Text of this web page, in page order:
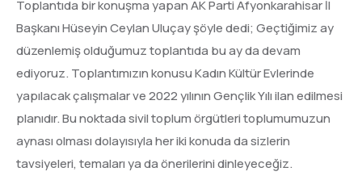
Toplantıda bir konuşma yapan AK Parti Afyonkarahisar İl
Başkanı Hüseyin Ceylan Uluçay şöyle dedi; Geçtiğimiz ay
düzenlemiş olduğumuz toplantıda bu ay da devam
ediyoruz. Toplantımızın konusu Kadın Kültür Evlerinde
yapılacak çalışmalar ve 2022 yılının Gençlik Yılı ilan edilmesi
planıdır. Bu noktada sivil toplum örgütleri toplumumuzun
aynası olması dolayısıyla her iki konuda da sizlerin
tavsiyeleri, temaları ya da önerilerini dinleyeceğiz.